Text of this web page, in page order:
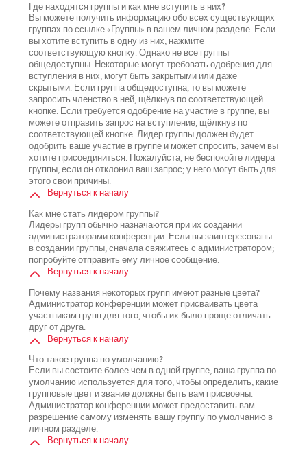
Где находятся группы и как мне вступить в них?
Вы можете получить информацию обо всех существующих
группах по ссылке «Группы» в вашем личном разделе. Если
вы хотите вступить в одну из них, нажмите
соответствующую кнопку. Однако не все группы
общедоступны. Некоторые могут требовать одобрения для
вступления в них, могут быть закрытыми или даже
скрытыми. Если группа общедоступна, то вы можете
запросить членство в ней, щёлкнув по соответствующей
кнопке. Если требуется одобрение на участие в группе, вы
можете отправить запрос на вступление, щёлкнув по
соответствующей кнопке. Лидер группы должен будет
одобрить ваше участие в группе и может спросить, зачем вы
хотите присоединиться. Пожалуйста, не беспокойте лидера
группы, если он отклонил ваш запрос; у него могут быть для
этого свои причины.
Вернуться к началу
Как мне стать лидером группы?
Лидеры групп обычно назначаются при их создании
администраторами конференции. Если вы заинтересованы
в создании группы, сначала свяжитесь с администратором;
попробуйте отправить ему личное сообщение.
Вернуться к началу
Почему названия некоторых групп имеют разные цвета?
Администратор конференции может присваивать цвета
участникам групп для того, чтобы их было проще отличать
друг от друга.
Вернуться к началу
Что такое группа по умолчанию?
Если вы состоите более чем в одной группе, ваша группа по
умолчанию используется для того, чтобы определить, какие
групповые цвет и звание должны быть вам присвоены.
Администратор конференции может предоставить вам
разрешение самому изменять вашу группу по умолчанию в
личном разделе.
Вернуться к началу